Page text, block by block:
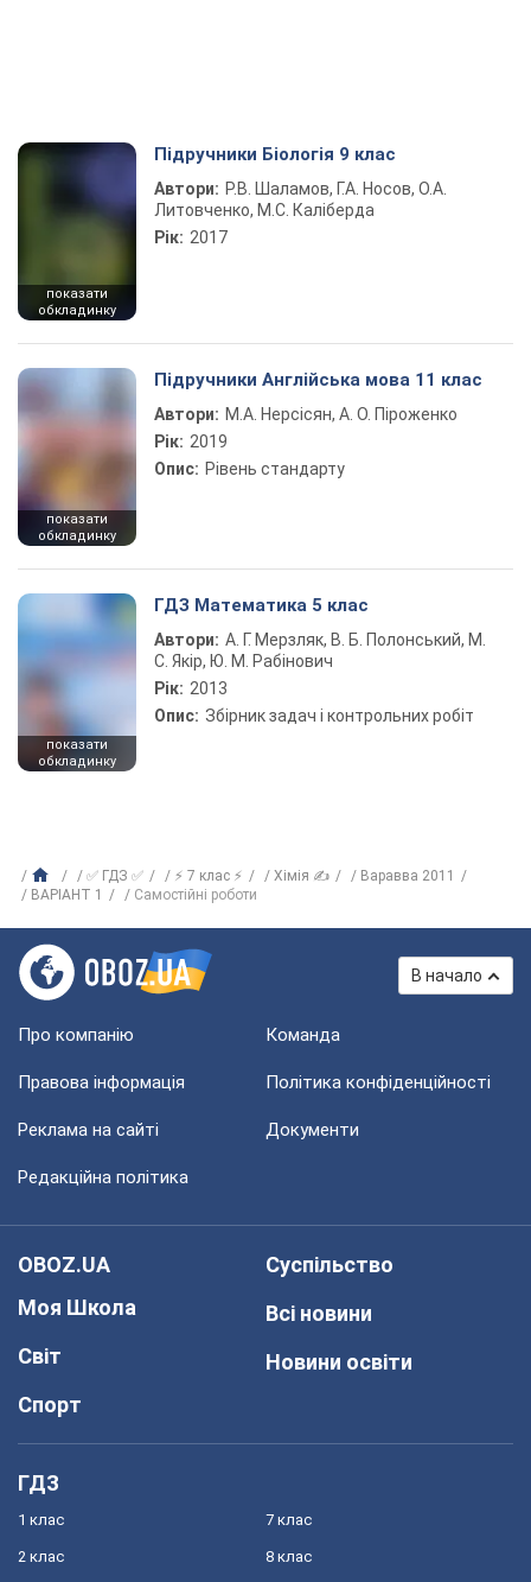
показати
обкладинку
Підручники Біологія 9 клас
Автори: Р.В. Шаламов, Г.А. Носов, О.А.
Литовченко, М.С. Каліберда
Рік: 2017
показати
обкладинку
Підручники Англійська мова 11 клас
Автори: М.А. Нерсісян, А. О. Піроженко
Рік: 2019
Опис: Рівень стандарту
показати
обкладинку
ГДЗ Математика 5 клас
Автори: А. Г. Мерзляк, В. Б. Полонський, М.
С. Якір, Ю. М. Рабінович
Рік: 2013
Опис: Збірник задач і контрольних робіт
✅ ГДЗ ✅ ⚡ 7 клас ⚡ Хімія ✍
Варавва 2011
ВАРІАНТ 1
Самостійні роботи
В начало
Про компанію Команда
Правова інформація Політика конфіденційності
Реклама на сайті Документи
Редакційна політика
OBOZ.UA
Моя Школа
Світ
Спорт
Суспільство
Всі новини
Новини освіти
ГДЗ
1 клас
2 клас
7 клас
8 клас